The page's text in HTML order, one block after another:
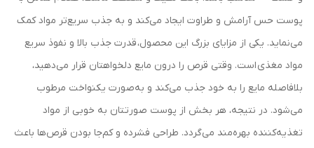
پوست حس آرامش و طراوت ایجاد می‌کند و به جذب سریع‌تر مواد کمک
می‌نماید. یکی از مزایای بزرگ این محصول، قدرت جذب بالا و نفوذ سریع
مواد مغذی است. وقتی قرص را درون مایع دلخواهتان قرار می‌دهید،
بلافاصله مایع را به خود جذب می‌کند و به‌صورت یکنواخت مرطوب
می‌شود. در نتیجه، هر بخش از پوست صورتتان به خوبی از مواد
تغذیه‌کننده بهره‌مند می‌گردد. طراحی فشرده و کم‌جا بودن قرص‌ها باعث